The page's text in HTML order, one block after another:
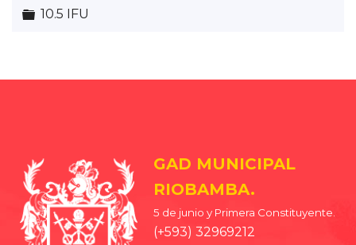
Carpeta
10.5 IFU
GAD MUNICIPAL
RIOBAMBA.
5 de junio y Primera Constituyente.
(+593) 32969212